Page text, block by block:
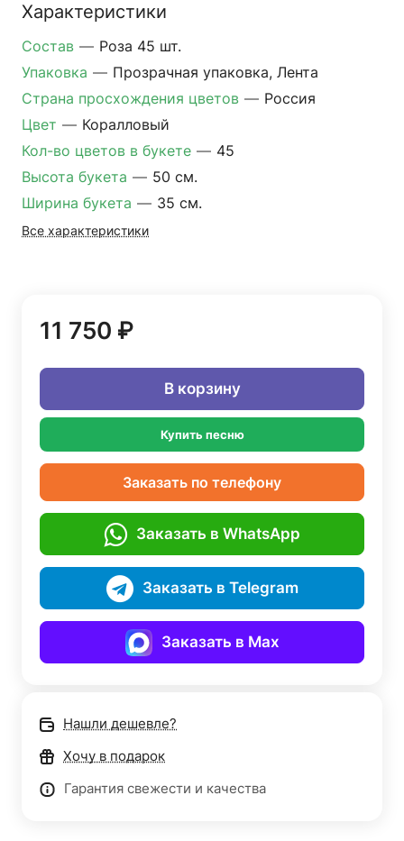
Характеристики
Состав — Роза 45 шт.
Упаковка — Прозрачная упаковка, Лента
Страна просхождения цветов — Россия
Цвет — Коралловый
Кол-во цветов в букете — 45
Высота букета — 50 см.
Ширина букета — 35 см.
Все характеристики
11 750 ₽
В корзину
Купить песню
Заказать по телефону
Заказать в WhatsApp
Заказать в Telegram
Заказать в Max
Нашли дешевле?
Хочу в подарок
Гарантия свежести и качества